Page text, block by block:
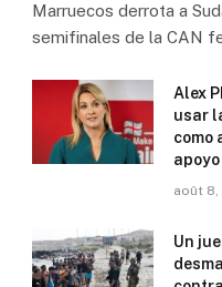
Marruecos derrota a
semifinales de la CAN
Alex
usar
como
août 8,
Un